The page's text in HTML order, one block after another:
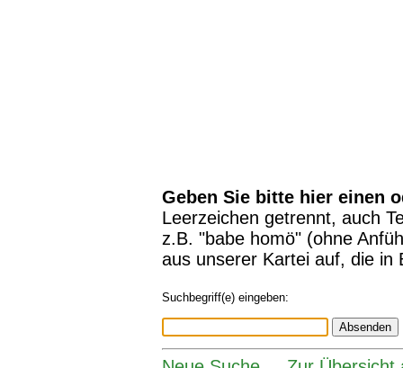
Geben Sie bitte hier einen
Leerzeichen getrennt, auch
z.B. "babe homö" (ohne
aus unserer Kartei auf, die in
Suchbegriff(e) eingeben: